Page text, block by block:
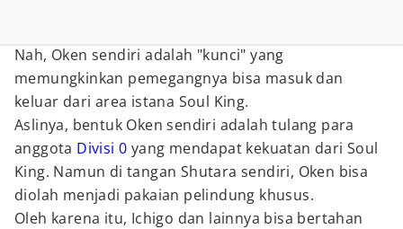
Nah, Oken sendiri adalah "kunci" yang
memungkinkan pemegangnya bisa masuk dan
keluar dari area istana Soul King.
Aslinya, bentuk Oken sendiri adalah tulang para
anggota Divisi 0 yang mendapat kekuatan dari Soul
King. Namun di tangan Shutara sendiri, Oken bisa
diolah menjadi pakaian pelindung khusus.
Oleh karena itu, Ichigo dan lainnya bisa bertahan